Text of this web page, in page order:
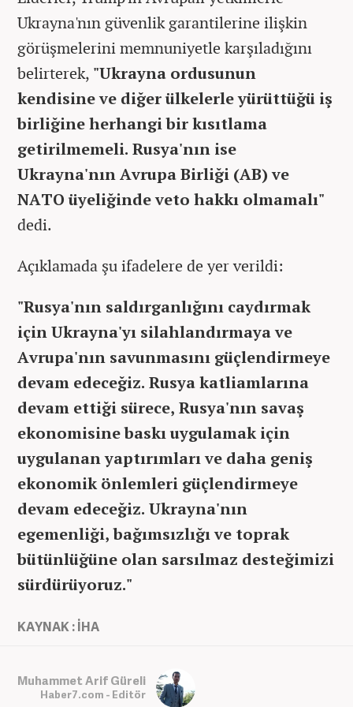
Ukrayna'nın güvenlik garantilerine ilişkin
görüşmelerini memnuniyetle karşıladığını
belirterek, "Ukrayna ordusunun
kendisine ve diğer ülkelerle yürüttüğü iş
birliğine herhangi bir kısıtlama
getirilmemeli. Rusya'nın ise
Ukrayna'nın Avrupa Birliği (AB) ve
NATO üyeliğinde veto hakkı olmamalı"
dedi.
Açıklamada şu ifadelere de yer verildi:
"Rusya'nın saldırganlığını caydırmak
için Ukrayna'yı silahlandırmaya ve
Avrupa'nın savunmasını güçlendirmeye
devam edeceğiz. Rusya katliamlarına
devam ettiği sürece, Rusya'nın savaş
ekonomisine baskı uygulamak için
uygulanan yaptırımları ve daha geniş
ekonomik önlemleri güçlendirmeye
devam edeceğiz. Ukrayna'nın
egemenliği, bağımsızlığı ve toprak
bütünlüğüne olan sarsılmaz desteğimizi
sürdürüyoruz."
KAYNAK : İHA
Muhammet Arif Güreli
Haber7.com - Editör